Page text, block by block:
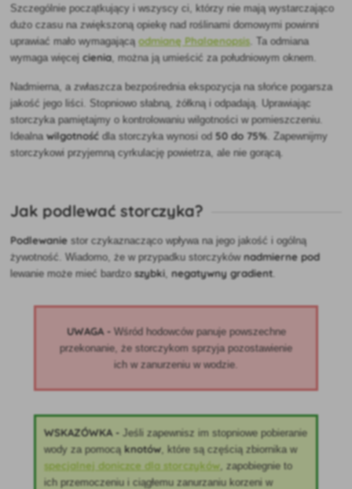
Szczególnie początkujący i wszyscy ci, którzy nie mają wystarczająco
dużo czasu na zwiększoną opiekę nad roślinami domowymi powinni
uprawiać mało wymagającąodmianę Phalaenopsis. Ta odmiana
wymaga więcejcienia, można ją umieścić za południowym oknem.
Nadmierna, a zwłaszcza bezpośrednia ekspozycja na słońce pogarsza
jakość jego liści. Stopniowo słabną, żółkną i odpadają. Uprawiając
storczyka pamiętajmy o kontrolowaniu wilgotności w pomieszczeniu.
Idealnawilgotność dla storczyka wynosi od50 do 75% . Zapewnijmy
storczykowi przyjemną cyrkulację powietrza, ale nie gorącą.
Jak podlewać storczyka?
Podlewanie storczykaznacząco wpływa na jego jakość i ogólną
żywotność. Wiadomo, że w przypadku storczykównadmierne pod
lewanie może mieć bardzoszybki ,negatywny gradient
UWAGA - Wśród hodowców panuje powszechne
przekonanie, że storczykom sprzyja pozostawienie
ich w zanurzeniu w wodzie.
WSKAZÓWKA -Jeśli zapewnisz im stopniowe pobieranie
wody za pomocąknotów , które są częścią zbiornika w
specjalnej doniczce dla storczyków , zapobiegnie to
ich przemoczeniu i ciągłemu zanurzaniu korzeni w